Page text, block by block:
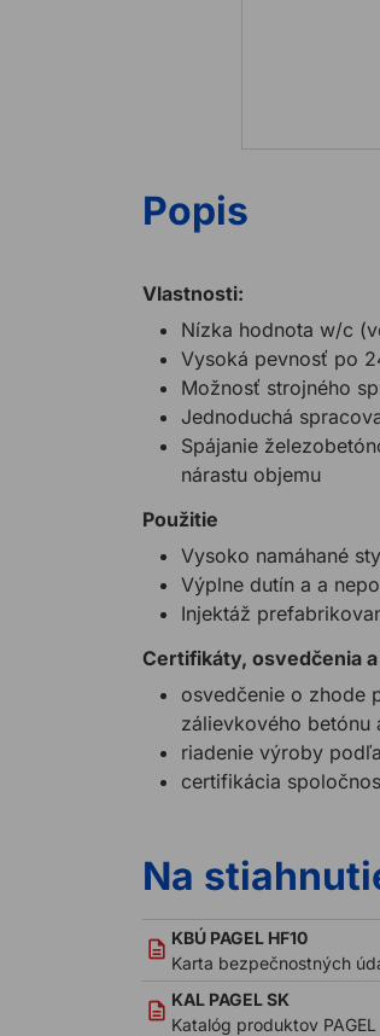
Popis
Vlastnosti:
Nízka hodnota w/c
Vysoká pevnosť po
Možnosť strojného
Jednoduchá
Spájanie
nárastu objemu
Použitie
Vysoko namáhané
Výplne dutín a a
Injektáž
Certifikáty, osvedčenia
osvedčenie o zhode
zálievkového betónu
riadenie výroby podľa
certifikácia
Na
KBÚ PAGEL HF10
Karta bezpečnostných
KAL PAGEL SK
Katalóg produktov PAGEL